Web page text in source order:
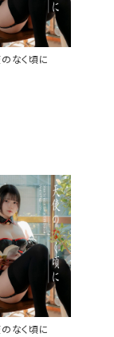
のなく頃に
のなく頃に